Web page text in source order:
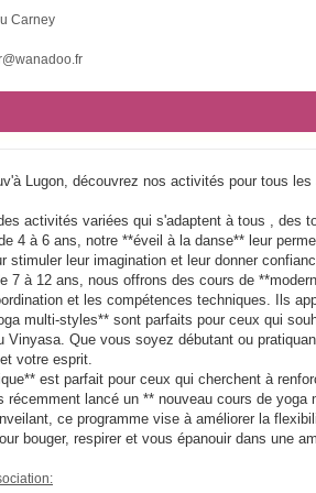
Carney
Lugon, découvrez nos activités pour tous les
activités variées qui s'adaptent à tous , des
4 à 6 ans, notre **éveil à la danse** leur
stimuler leur imagination et leur donner
7 à 12 ans, nous offrons des cours de
et les compétences techniques. Ils
multi-styles** sont parfaits pour ceux qui
Vinyasa. Que vous soyez débutant ou
votre esprit.
est parfait pour ceux qui cherchent à
récemment lancé un ** nouveau cours de
ce programme vise à améliorer la
bouger, respirer et vous épanouir dans une